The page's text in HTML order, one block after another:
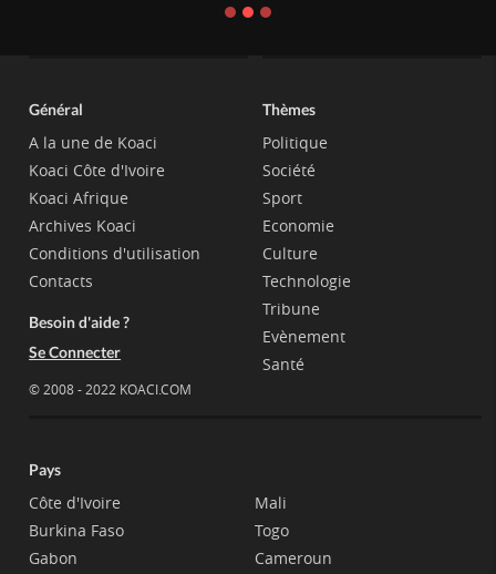
Général
A la une de Koaci
Koaci Côte d'Ivoire
Koaci Afrique
Archives Koaci
Conditions d'utilisation
Contacts
Besoin d'aide ?
Se Connecter
© 2008 - 2022 KOACI.COM
Thèmes
Politique
Société
Sport
Economie
Culture
Technologie
Tribune
Evènement
Santé
Pays
Côte d'Ivoire
Burkina Faso
Gabon
Mali
Togo
Cameroun